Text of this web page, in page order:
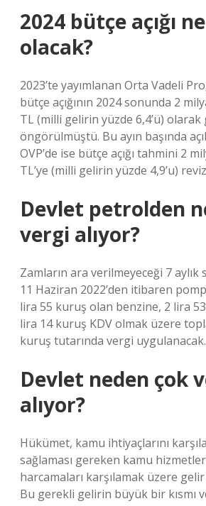
2024 bütçe açığı
olacak?
2023’te yayımlanan Orta Vadeli
bütçe açığının 2024 sonunda 2
TL (milli gelirin yüzde 6,4’ü) olarak
öngörülmüştü. Bu ayın başında
OVP’de ise bütçe açığı tahmini 2
TL’ye (milli gelirin yüzde 4,9’u)
Devlet petrolden
vergi alıyor?
Zamların ara verilmeyeceği 7 aylık
11 Haziran 2022’den itibaren
lira 55 kuruş olan benzine, 2 lira
lira 14 kuruş KDV olmak üzere
kuruş tutarında vergi uygulanacak.
Devlet neden çok
alıyor?
Hükümet, kamu ihtiyaçlarını
sağlaması gereken kamu
harcamaları karşılamak üzere
Bu gerekli gelirin büyük bir kısmı